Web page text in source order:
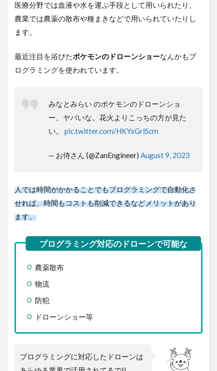
ミ
ン
グ
に
な
言
Python
Scratch
プ
ロ
グ
ラ
ミ
グ
に
応
た
ス
ス
の
ー
ン5
医療分野では血液や水を運ぶ手段として用いられたり、
農業では農薬の散布や種まきなどで用いられていたりし
ます。
最近注目を浴びたポケモンのドローンショーなんかもプ
ログラミングを使われています。
みなとみらい のポケモンのドローンショ
ー、ヤバいな。花火よりこっちの方が見た
い。 pic.twitter.com/HKYxGrlScm
— お侍さん (@ZanEngineer) August 9, 2023
人では時間がかかることでもプログラミングで自動化さ
せれば、時間もコストも削減できるなどメリットがあり
ます。
農薬散布
物流
防犯
ドローンショー等
プログラミングに対応したドローンは